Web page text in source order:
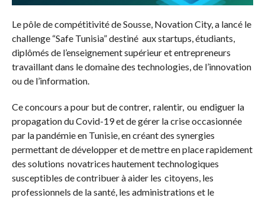
Le pôle de compétitivité de Sousse, Novation City, a lancé le
challenge “Safe Tunisia” destiné aux startups, étudiants,
diplômés de l’enseignement supérieur et entrepreneurs
travaillant dans le domaine des technologies, de l’innovation
ou de l’information.
Ce concours a pour but de contrer, ralentir, ou endiguer la
propagation du Covid-19 et de gérer la crise occasionnée
par la pandémie en Tunisie, en créant des synergies
permettant de développer et de mettre en place rapidement
des solutions novatrices hautement technologiques
susceptibles de contribuer à aider les citoyens, les
professionnels de la santé, les administrations et le